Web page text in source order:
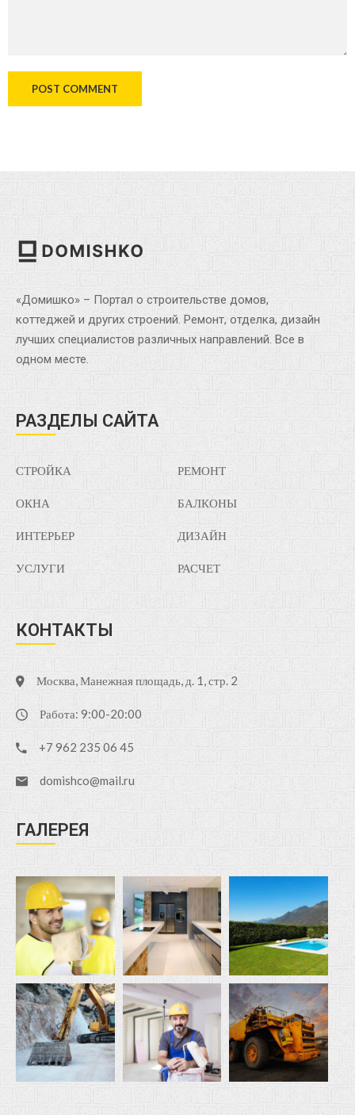
«Домишко» – Портал о строительстве домов,
коттеджей и других строений. Ремонт, отделка, дизайн
лучших специалистов различных направлений. Все в
одном месте.
РАЗДЕЛЫ САЙТА
СТРОЙКА
ОКНА
ИНТЕРЬЕР
УСЛУГИ
РЕМОНТ
БАЛКОНЫ
ДИЗАЙН
РАСЧЕТ
КОНТАКТЫ
Москва, Манежная площадь, д. 1, стр. 2
Работа: 9:00-20:00
+7 962 235 06 45
domishco@mail.ru
ГАЛЕРЕЯ